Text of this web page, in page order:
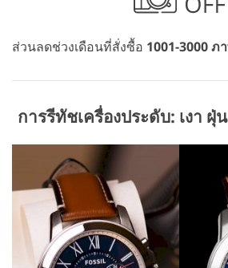
ส่วนลดช่วงเดือนที่สั่งซื้อ 1001-3000 ภ
การรีทัชเครื่องประดับ: เงา